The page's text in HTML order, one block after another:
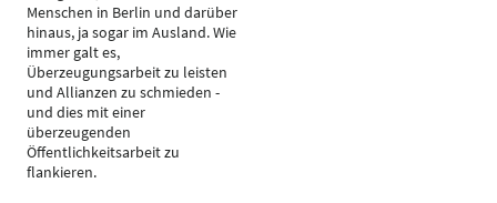
Menschen in Berlin und darüber
hinaus, ja sogar im Ausland. Wie
immer galt es,
Überzeugungsarbeit zu leisten
und Allianzen zu schmieden -
und dies mit einer
überzeugenden
Öffentlichkeitsarbeit zu
flankieren.